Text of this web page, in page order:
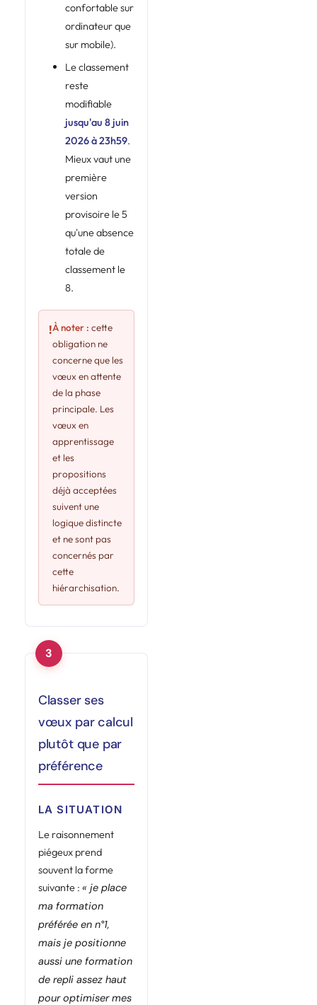
confortable sur
ordinateur que
sur mobile).
Le classement
reste
modifiable
jusqu'au 8 juin
2026 à 23h59.
Mieux vaut une
première
version
provisoire le 5
qu'une absence
totale de
classement le
8.
!À noter : cette
obligation ne
concerne que les
vœux en attente
de la phase
principale. Les
vœux en
apprentissage
et les
propositions
déjà acceptées
suivent une
logique distincte
et ne sont pas
concernés par
cette
hiérarchisation.
Classer ses
vœux par calcul
plutôt que par
préférence
LA SITUATION
Le raisonnement
piégeux prend
souvent la forme
suivante : « je place
ma formation
préférée en n°1,
mais je positionne
aussi une formation
de repli assez haut
pour optimiser mes